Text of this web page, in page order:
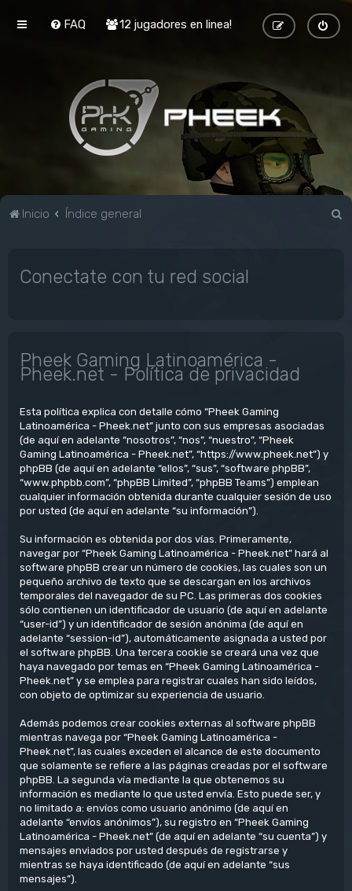
FAQ 12 jugadores en linea!
Inicio Índice general
Conectate con tu red social
Pheek Gaming Latinoamérica -
Pheek.net - Política de privacidad
Esta política explica con detalle cómo “Pheek Gaming
Latinoamérica - Pheek.net” junto con sus empresas asociadas
(de aquí en adelante “nosotros”, “nos”, “nuestro”, “Pheek
Gaming Latinoamérica - Pheek.net”, “https://www.pheek.net”) y
phpBB (de aquí en adelante “ellos”, “sus”, “software phpBB”,
“www.phpbb.com”, “phpBB Limited”, “phpBB Teams”) emplean
cualquier información obtenida durante cualquier sesión de uso
por usted (de aquí en adelante “su información”).
Su información es obtenida por dos vías. Primeramente,
navegar por “Pheek Gaming Latinoamérica - Pheek.net” hará al
software phpBB crear un número de cookies, las cuales son un
pequeño archivo de texto que se descargan en los archivos
temporales del navegador de su PC. Las primeras dos cookies
sólo contienen un identificador de usuario (de aquí en adelante
“user-id”) y un identificador de sesión anónima (de aquí en
adelante “session-id”), automáticamente asignada a usted por
el software phpBB. Una tercera cookie se creará una vez que
haya navegado por temas en “Pheek Gaming Latinoamérica -
Pheek.net” y se emplea para registrar cuales han sido leídos,
con objeto de optimizar su experiencia de usuario.
Además podemos crear cookies externas al software phpBB
mientras navega por “Pheek Gaming Latinoamérica -
Pheek.net”, las cuales exceden el alcance de este documento
que solamente se refiere a las páginas creadas por el software
phpBB. La segunda vía mediante la que obtenemos su
información es mediante lo que usted envía. Esto puede ser, y
no limitado a: envíos como usuario anónimo (de aquí en
adelante “envíos anónimos”), su registro en “Pheek Gaming
Latinoamérica - Pheek.net” (de aquí en adelante “su cuenta”) y
mensajes enviados por usted después de registrarse y
mientras se haya identificado (de aquí en adelante “sus
mensajes”).